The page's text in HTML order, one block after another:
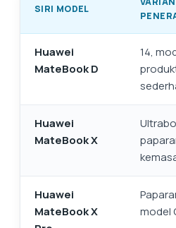
SIRI MODEL
Huawei
MateBook D
14,
Huawei
MateBook X
Huawei
MateBook X
model